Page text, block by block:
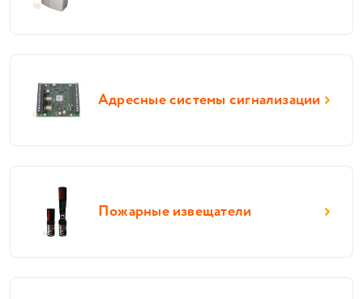
Адресные системы сигнализации
Пожарные извещатели